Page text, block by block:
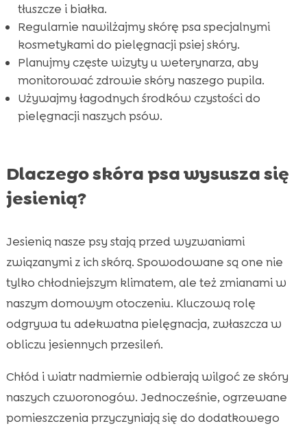
tłuszcze i białka.
Regularnie nawilżajmy skórę psa specjalnymi
kosmetykami do pielęgnacji psiej skóry.
Planujmy częste wizyty u weterynarza, aby
monitorować zdrowie skóry naszego pupila.
Używajmy łagodnych środków czystości do
pielęgnacji naszych psów.
Dlaczego skóra psa wysusza się
jesienią?
Jesienią nasze psy stają przed wyzwaniami
związanymi z ich skórą. Spowodowane są one nie
tylko chłodniejszym klimatem, ale też zmianami w
naszym domowym otoczeniu. Kluczową rolę
odgrywa tu adekwatna pielęgnacja, zwłaszcza w
obliczu jesiennych przesileń.
Chłód i wiatr nadmiernie odbierają wilgoć ze skóry
naszych czworonogów. Jednocześnie, ogrzewane
pomieszczenia przyczyniają się do dodatkowego